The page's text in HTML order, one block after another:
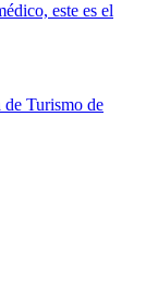
este es el
de Turismo de